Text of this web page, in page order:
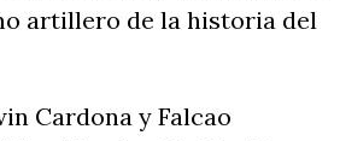
artillero de la historia del
Cardona y Falcao